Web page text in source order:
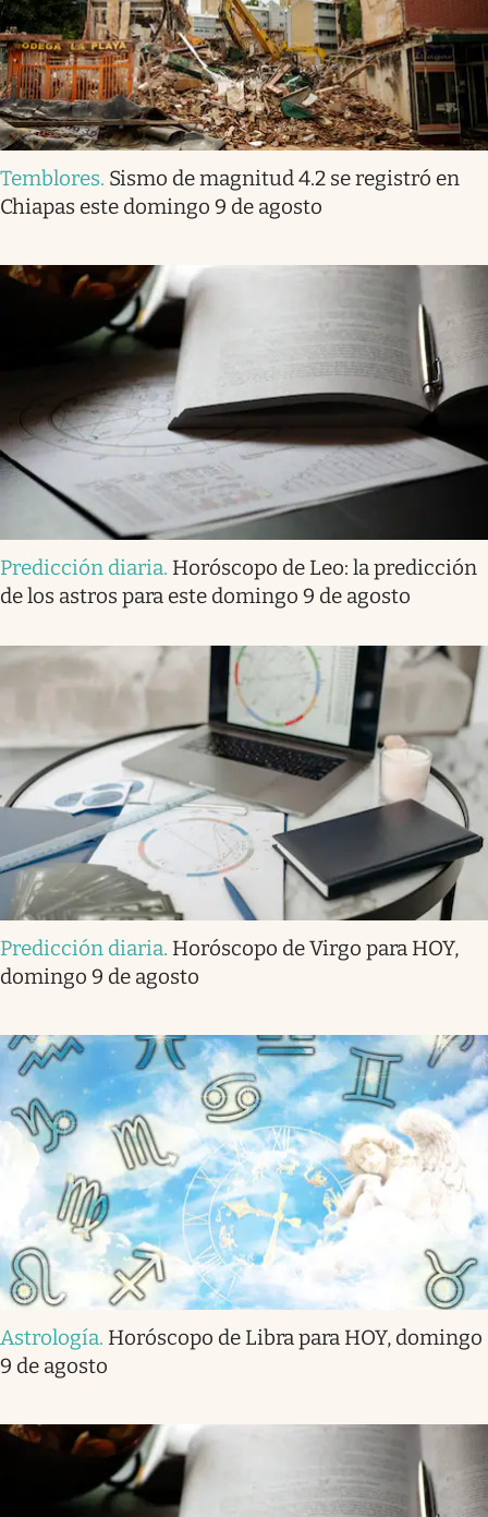
Temblores. Sismo de magnitud 4.2 se registró en
Chiapas este domingo 9 de agosto
Predicción diaria. Horóscopo de Leo: la predicción
de los astros para este domingo 9 de agosto
Predicción diaria. Horóscopo de Virgo para HOY,
domingo 9 de agosto
Astrología. Horóscopo de Libra para HOY, domingo
9 de agosto